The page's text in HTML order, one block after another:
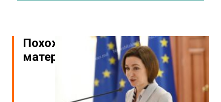
Похожие
материалы